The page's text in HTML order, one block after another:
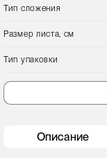
Тип сложения
Размер листа, см
Тип упаковки
Описание